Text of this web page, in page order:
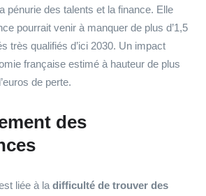
pénurie des talents et la finance. Elle
pourrait venir à manquer de plus d’1,5
très qualifiés d’ici 2030. Un impact
française estimé à hauteur de plus
de perte.
des
liée à la difficulté de trouver des